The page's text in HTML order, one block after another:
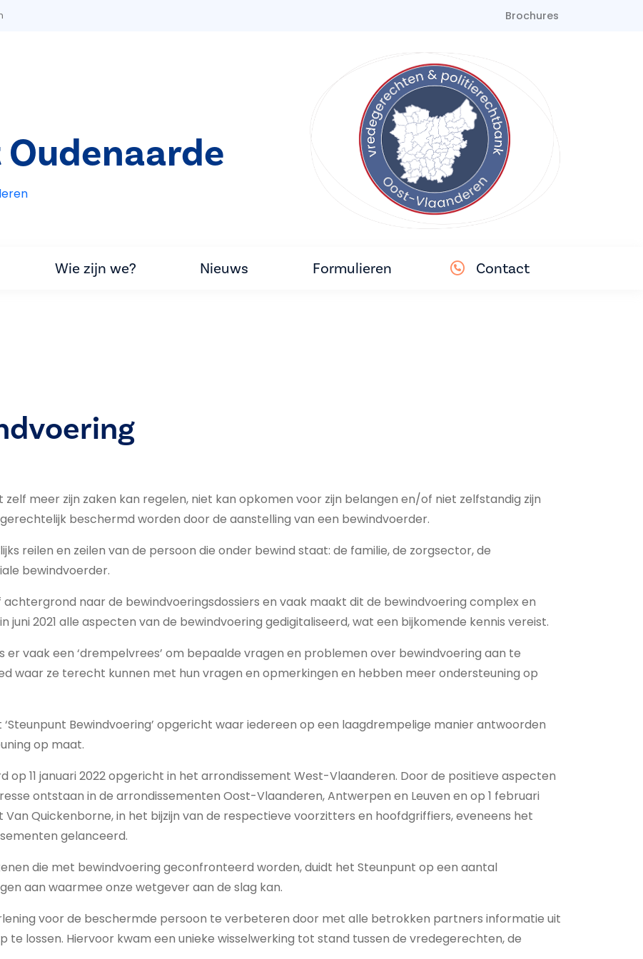
Brochures
Wie zijn we? Nieuws Formulieren Contact
meer zijn zaken kan regelen, niet kan opkomen voor zijn belangen en/of niet zelfstandig zijn
beschermd worden door de aanstelling van een bewindvoerder.
reilen en zeilen van de persoon die onder bewind staat: de familie, de zorgsector, de
bewindvoerder.
naar de bewindvoeringsdossiers en vaak maakt dit de bewindvoering complex en
juni 2021 alle aspecten van de bewindvoering gedigitaliseerd, wat een bijkomende kennis vereist.
vaak een ‘drempelvrees’ om bepaalde vragen en problemen over bewindvoering aan te
waar ze terecht kunnen met hun vragen en opmerkingen en hebben meer ondersteuning op
Bewindvoering’ opgericht waar iedereen op een laagdrempelige manier antwoorden
op maat.
op 11 januari 2022 opgericht in het arrondissement West-Vlaanderen. Door de positieve aspecten
ontstaan in de arrondissementen Oost-Vlaanderen, Antwerpen en Leuven en op 1 februari
Quickenborne, in het bijzijn van de respectieve voorzitters en hoofdgriffiers, eveneens het
gelanceerd.
die met bewindvoering geconfronteerd worden, duidt het Steunpunt op een aantal
aan waarmee onze wetgever aan de slag kan.
voor de beschermde persoon te verbeteren door met alle betrokken partners informatie uit
te lossen. Hiervoor kwam een unieke wisselwerking tot stand tussen de vredegerechten, de